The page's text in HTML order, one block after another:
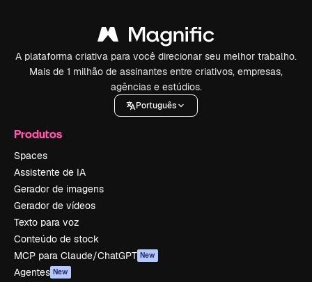
A plataforma criativa para você direcionar seu melhor trabalho.
Mais de 1 milhão de assinantes entre criativos, empresas,
agências e estúdios.
Português
Produtos
Spaces
Assistente de IA
Gerador de imagens
Gerador de vídeos
Texto para voz
Conteúdo de stock
MCP para Claude/ChatGPT New
Agentes New